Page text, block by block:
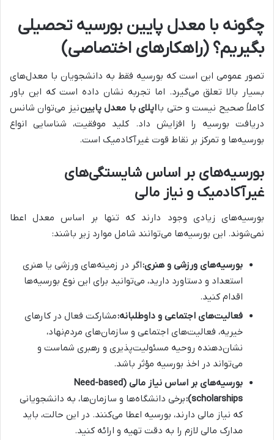
چگونه با معدل پایین بورسیه تحصیلی
بگیریم؟ (راهکارهای اختصاصی)
تصور عمومی این است که بورسیه فقط به دانشجویان با معدل‌های
بسیار بالا تعلق می‌گیرد. اما تجربه نشان داده است که این باور
کاملاً صحیح نیست و حتی بااپلای با معدل پاییننیز می‌توان شانس
دریافت بورسیه را افزایش داد. کلید موفقیت، شناسایی انواع
بورسیه‌ها و تمرکز بر نقاط قوت غیرآکادمیک است.
بورسیه‌های بر اساس شایستگی‌های
غیرآکادمیک و نیاز مالی
بورسیه‌های زیادی وجود دارند که تنها بر اساس معدل اعطا
نمی‌شوند. این بورسیه‌ها می‌توانند شامل موارد زیر باشند:
بورسیه‌های ورزشی و هنری:اگر در زمینه‌های ورزشی یا هنری
استعداد و دستاورد دارید، می‌توانید برای این نوع بورسیه‌ها
اقدام کنید.
فعالیت‌های اجتماعی و داوطلبانه:مشارکت فعال در کارهای
خیریه، فعالیت‌های اجتماعی و سازمان‌های مردم‌نهاد،
نشان‌دهنده روحیه مسئولیت‌پذیری و رهبری شماست و
می‌تواند در اخذ بورسیه مؤثر باشد.
بورسیه‌های بر اساس نیاز مالی (Need-based
scholarships): برخی دانشگاه‌ها و سازمان‌ها، به دانشجویانی
که نیاز مالی دارند، بورسیه اعطا می‌کنند. در این حالت، باید
مدارک مالی لازم را به دقت تهیه و ارائه کنید.